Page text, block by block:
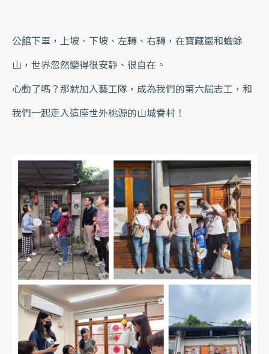
公館下車，上坡、下坡、左轉、右轉，在寶藏巖和蟾蜍
山，世界忽然變得很安靜、很自在。
心動了嗎？那就加入藝工隊，成為我們的第六屆志工，和
我們一起走入這座世外桃源的山城眷村！